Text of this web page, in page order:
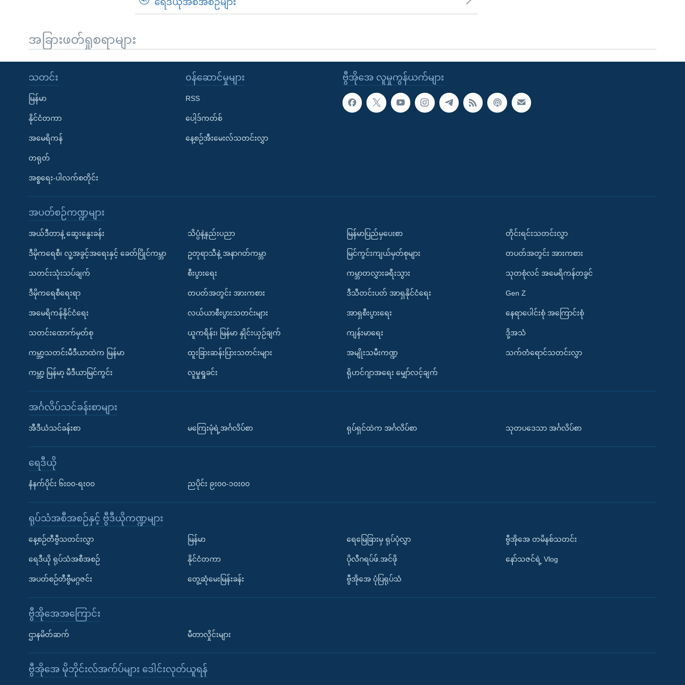
Learning English
ရေဒီယိုအစီအစဉ်များ
အခြားဖတ်ရှုစရာများ
ဗွီအိုအေ လူမှုကွန်ယက်များ
သတင်း
မြန်မာ
နိုင်ငံတကာ
အမေရိကန်
တရုတ်
အစ္စရေး-ပါလက်စတိုင်း
၀န်ဆောင်မှုများ
RSS
ပေါ့ဒ်ကတ်စ်
နေ့စဉ်အီးမေးလ်သတင်းလွှာ
အပတ်စဉ်ကဏ္ဍများ
အယ်ဒီတာနဲ့ ဆွေးနွေးခန်း
ဒီမိုကရေစီ၊ လူ့အခွင့်အရေးနှင့် ခေတ်ပြိုင်ကမ္ဘာ
သတင်းသုံးသပ်ချက်
ဒီမိုကရေစီရေးရာ
အမေရိကန်နိုင်ငံရေး
သတင်းထောက်မှတ်စု
ကမ္ဘာ့သတင်းမီဒီယာထဲက မြန်မာ
ကမ္ဘာ့ မြန်မာ့ မီဒီယာမြင်ကွင်း
သိပ္ပံနဲ့နည်းပညာ
ဥတုရာသီနဲ့ အနာဂတ်ကမ္ဘာ
စီးပွားရေး
တပတ်အတွင်း အားကစား
လယ်ယာစီးပွားသတင်းများ
ယူကရိန်း၊ မြန်မာ နှိုင်းယှဉ်ချက်
ထူးခြားဆန်းပြားသတင်းများ
လူမှုရှုခင်း
မြန်မာပြည်မှပေးစာ
မြင်ကွင်းကျယ်မှတ်စုများ
ကမ္ဘာတလွှားခရီးသွား
ဒီသီတင်းပတ် အာရှနိုင်ငံရေး
အာရှစီးပွားရေး
ကျန်းမာရေး
အမျိုးသမီးကဏ္ဍ
ရိုဟင်ဂျာအရေး မျှော်လင့်ချက်
တိုင်းရင်းသတင်းလွှာ
တပတ်အတွင်း အားကစား
သုတစုံလင် အမေရိကန်တခွင်
Gen Z
နေရာပေါင်းစုံ အကြောင်းစုံ
ဒို့အသံ
သက်တံရောင်သတင်းလွှာ
အင်္ဂလိပ်သင်ခန်းစာများ
အီဒီယံသင်ခန်းစာ မကြေးမုံရဲ့အင်္ဂလိပ်စာ ရုပ်ရှင်ထဲက အင်္ဂလိပ်စာ သုတပဒေသာ အင်္ဂလိပ်စာ
ရေဒီယို
နံနက်ပိုင်း ၆း၀၀-ရး၀၀ ညပိုင်း ၉း၀၀-၁၀း၀၀
ရုပ်သံအစီအစဉ်နှင့် ဗွီဒီယိုကဏ္ဍများ
နေ့စဉ်တီဗွီသတင်းလွှာ
ရေဒီယို ရုပ်သံအစီအစဉ်
အပတ်စဉ်တီဗွီမဂ္ဂဇင်း
မြန်မာ
နိုင်ငံတကာ
တွေ့ဆုံမေးမြန်းခန်း
ရေမြေခြားမှ ရုပ်ပုံလွှာ
ပိုလီဂရပ်ဖ်.အင်ဖို
ဗွီအိုအေ ပုံပြရုပ်သံ
ဗွီအိုအေ တမိနစ်သတင်း
နော်သဇင်ရဲ့ Vlog
ဗွီအိုအေအကြောင်း
ဌာနမိတ်ဆက် မီတာလှိုင်းများ
ဗွီအိုအေ မိုဘိုင်းလ်အက်ပ်များ ဒေါင်းလုတ်ယူရန်